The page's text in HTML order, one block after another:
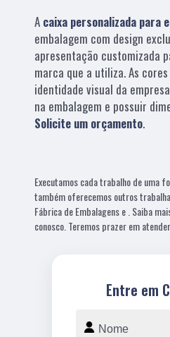
A caixa personalizada para
embalagem com design
apresentação customizada
marca que a utiliza. As
identidade visual da
na embalagem e possuir
Solicite um orçamento.
Executamos cada trabalho de uma
também oferecemos outros
Fábrica de Embalagens e . Saiba
conosco. Teremos prazer em
Entre em